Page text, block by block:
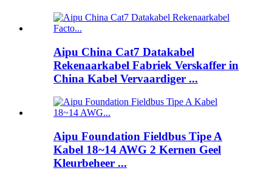
Aipu China Cat7 Datakabel
Rekenaarkabel Fabriek Verskaffer in
China Kabel Vervaardiger ...
Aipu Foundation Fieldbus Tipe A
Kabel 18~14 AWG 2 Kernen Geel
Kleurbeheer ...